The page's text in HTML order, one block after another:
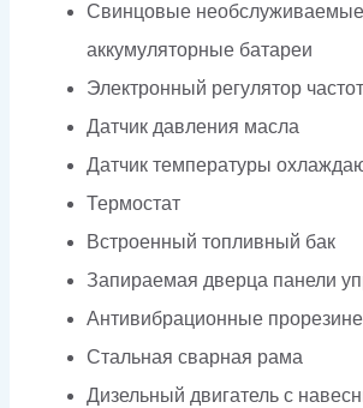
Свинцовые необслуживаемые
аккумуляторные батареи
Электронный регулятор
Датчик давления масла
Датчик температуры
Термостат
Встроенный топливный бак
Запираемая дверца панели
Антивибрационные
Стальная сварная рама
Дизельный двигатель с